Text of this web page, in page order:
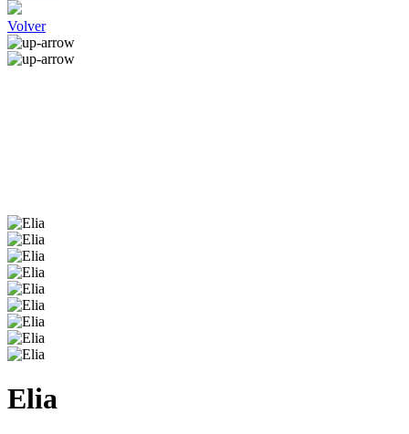
Volver
Elia